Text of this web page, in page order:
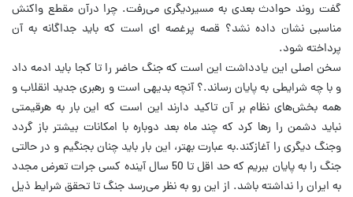
گفت روند حوادث بعدی به مسیردیگری می‌رفت. چرا درآن مقطع ‌واکنش
مناسبی نشان داده نشد؟ قصه پرغصه ای است که باید جداگانه به آن
پرداخته شود.‌
سخن اصلی این یادداشت این است که جنگ حاضر را تا کجا باید ادمه داد
و با چه شرایطی به ‌پایان رساند.؟ آنچه بدیهی است و رهبری جدید انقلاب و
همه بخش‌های نظام بر آن تاکید دارند ‌این است که این بار به هرقیمتی
نباید دشمن را رها کرد که چند ماه بعد دوباره با امکانات بیشتر ‌باز گردد
وجنگ دیگری را آغازکند.به عبارت بهتر، این بار باید چنان بجنگیم و در حالتی
جنگ را ‌به پایان ببریم که حد اقل تا 50 سال آینده کسی جرات تعرض مجدد
به ایران را نداشته باشد. از ‌این رو به نظر می‌رسد جنگ تا تحقق شرایط ذیل